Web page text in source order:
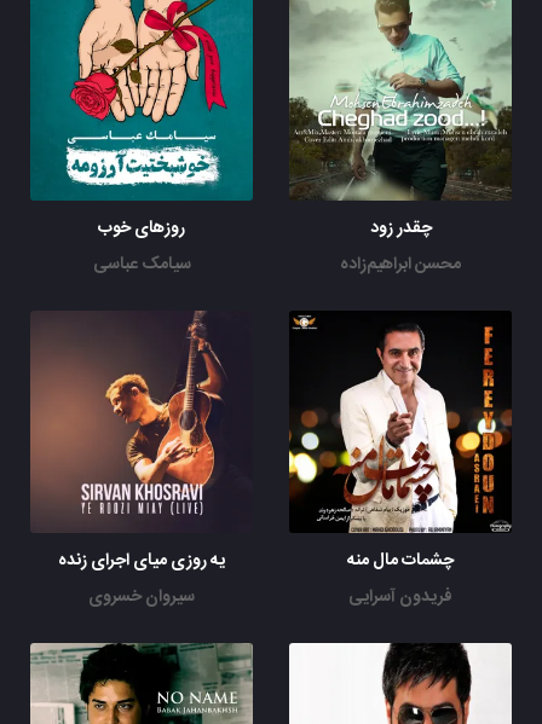
چقدر زود
محسن ابراهیم‌زاده
روزهای خوب
سیامک عباسی
چشمات مال منه
فریدون آسرایی
یه روزی میای اجرای زنده
سیروان خسروی